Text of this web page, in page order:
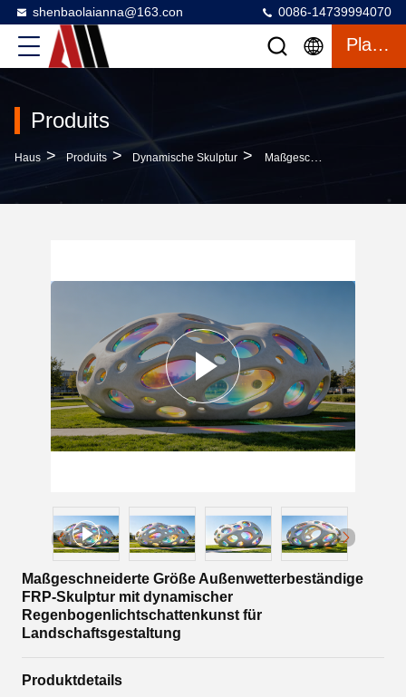
shenbaolaianna@163.con 0086-14739994070
Plaudern
Produits
Haus > Produits > Dynamische Skulptur > Maßgeschneiderte Größe Außenwetterbeständige FRP-Skulptur Mit Dynamischer Regenbogenlichtschattenkunst Für Landschaftsgestaltung
Maßgeschneiderte Größe Außenwetterbeständige
FRP-Skulptur mit dynamischer
Regenbogenlichtschattenkunst für
Landschaftsgestaltung
Produktdetails